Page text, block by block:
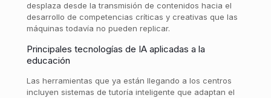
desplaza desde la transmisión de contenidos hacia el
desarrollo de competencias críticas y creativas que las
máquinas todavía no pueden replicar.
Principales tecnologías de IA aplicadas a la
educación
Las herramientas que ya están llegando a los centros
incluyen sistemas de tutoría inteligente que adaptan el